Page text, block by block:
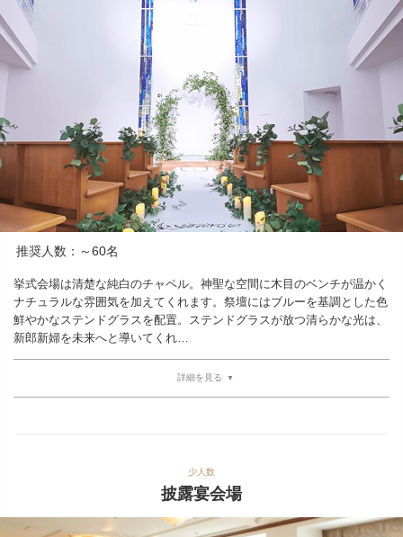
推奨人数：～60名
挙式会場は清楚な純白のチャペル。神聖な空間に木目のベンチが温かく
ナチュラルな雰囲気を加えてくれます。祭壇にはブルーを基調とした色
鮮やかなステンドグラスを配置。ステンドグラスが放つ清らかな光は、
新郎新婦を未来へと導いてくれ…
詳細を見る
少人数
披露宴会場